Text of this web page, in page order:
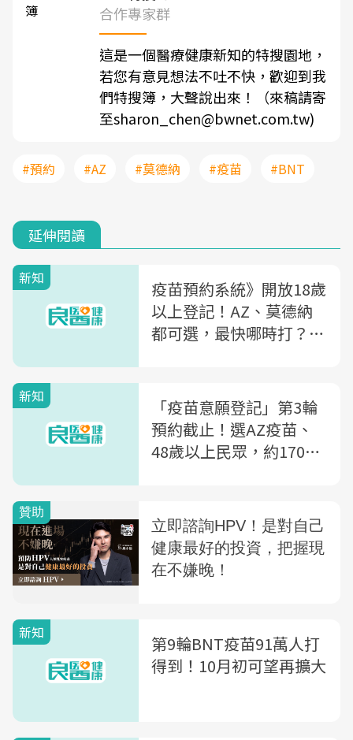
合作專家群
這是一個醫療健康新知的特搜園地，
若您有意見想法不吐不快，歡迎到我
們特搜簿，大聲說出來！（來稿請寄
至sharon_chen@bwnet.com.tw)
#預約 #AZ #莫德納 #疫苗 #BNT
延伸閱讀
新知
疫苗預約系統》開放18歲
以上登記！AZ、莫德納
都可選，最快哪時打？錯
新知
「疫苗意願登記」第3輪
預約截止！選AZ疫苗、
48歲以上民眾，約170萬
新知
第9輪BNT疫苗91萬人打
得到！10月初可望再擴大